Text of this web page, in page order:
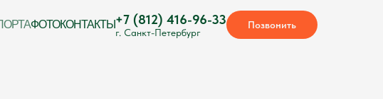
ФОТОКОНТАКТЫ +7 (812) 416-96-33
г. Санкт-Петербург
Позвонить